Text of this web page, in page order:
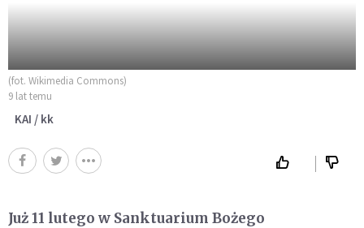
(fot. Wikimedia Commons)
9 lat temu
KAI / kk
Już 11 lutego w Sanktuarium Bożego